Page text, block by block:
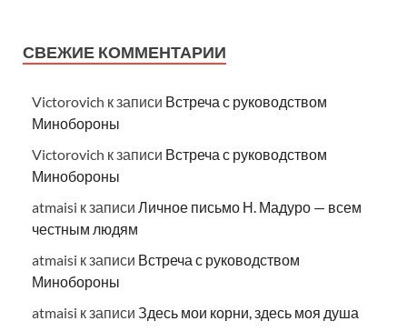
СВЕЖИЕ КОММЕНТАРИИ
Victorovich к записи Встреча с руководством
Минобороны
Victorovich к записи Встреча с руководством
Минобороны
atmaisi к записи Личное письмо Н. Мадуро — всем
честным людям
atmaisi к записи Встреча с руководством
Минобороны
atmaisi к записи Здесь мои корни, здесь моя душа